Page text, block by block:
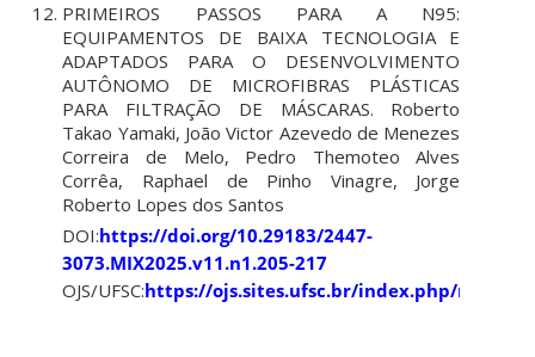
PRIMEIROS PASSOS PARA A N95:
EQUIPAMENTOS DE BAIXA TECNOLOGIA E
ADAPTADOS PARA O DESENVOLVIMENTO
AUTÔNOMO DE MICROFIBRAS PLÁSTICAS
PARA FILTRAÇÃO DE MÁSCARAS. Roberto
Takao Yamaki, João Victor Azevedo de Menezes
Correira de Melo, Pedro Themoteo Alves
Corrêa, Raphael de Pinho Vinagre, Jorge
Roberto Lopes dos Santos
DOI:https://doi.org/10.29183/2447-
3073.MIX2025.v11.n1.205-217
OJS/UFSC:https://ojs.sites.ufsc.br/index.php/